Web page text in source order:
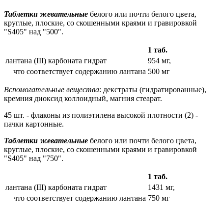
Таблетки жевательные белого или почти белого цвета,
круглые, плоские, со скошенными краями и гравировкой
"S405" над "500".
1 таб.
лантана (III) карбоната гидрат
954 мг,
что соответствует содержанию лантана 500 мг
Вспомогательные вещества: декстраты (гидратированные),
кремния диоксид коллоидный, магния стеарат.
45 шт. - флаконы из полиэтилена высокой плотности (2) -
пачки картонные.
Таблетки жевательные белого или почти белого цвета,
круглые, плоские, со скошенными краями и гравировкой
"S405" над "750".
1 таб.
лантана (III) карбоната гидрат
1431 мг,
что соответствует содержанию лантана 750 мг